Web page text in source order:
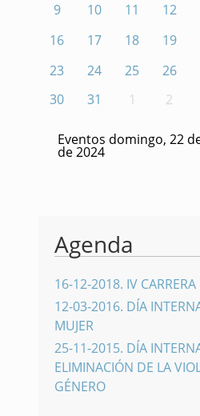
9
10 11 12
16
17 18 19
23
24 25 26
30
31 1 2
Eventos domingo, 22
de 2024
Agenda
16-12-2018. IV
12-03-2016. DÍA
MUJER
25-11-2015. DÍA
ELIMINACIÓN DE LA
GÉNERO